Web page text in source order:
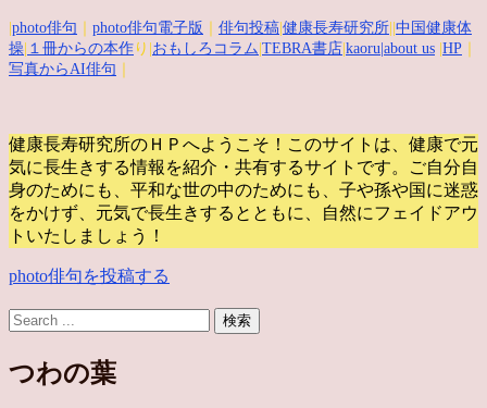
photo俳句 photo俳句電子版 俳句投稿 健康長寿研究所 中国健康体
操 １冊からの本作 り| おもしろコラム TEBRA書店 kaoru |about us HP
写真からAI俳句
健康長寿研究所のＨＰへようこそ！このサイトは、健康で元
気に長生きする情報を紹介・共有するサイトです。
ご自分自
身のためにも、平和な世の中のためにも、子や孫や国に迷惑
をかけず、元気で長生きするとともに、自然にフェイドアウ
トいたしましょう！
photo俳句を投稿する
つわの葉